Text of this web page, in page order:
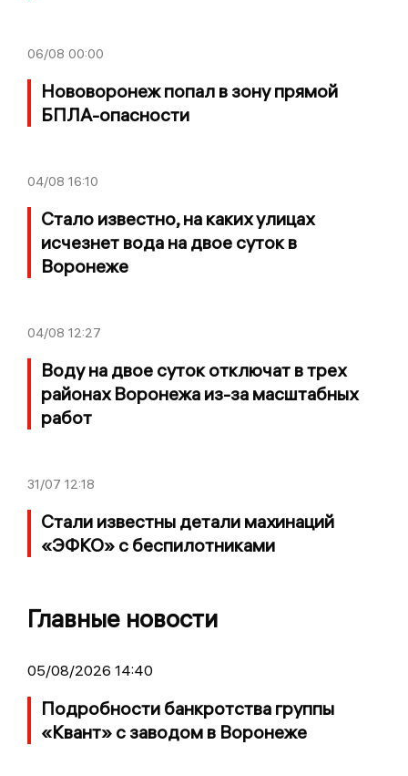
06/08 00:00
Нововоронеж попал в зону прямой
БПЛА-опасности
04/08 16:10
Стало известно, на каких улицах
исчезнет вода на двое суток в
Воронеже
04/08 12:27
Воду на двое суток отключат в трех
районах Воронежа из-за масштабных
работ
31/07 12:18
Стали известны детали махинаций
«ЭФКО» с беспилотниками
Главные новости
05/08/2026 14:40
Подробности банкротства группы
«Квант» с заводом в Воронеже